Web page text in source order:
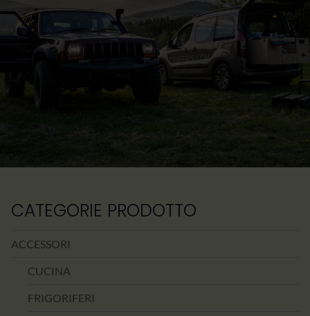
CATEGORIE PRODOTTO
ACCESSORI
CUCINA
FRIGORIFERI